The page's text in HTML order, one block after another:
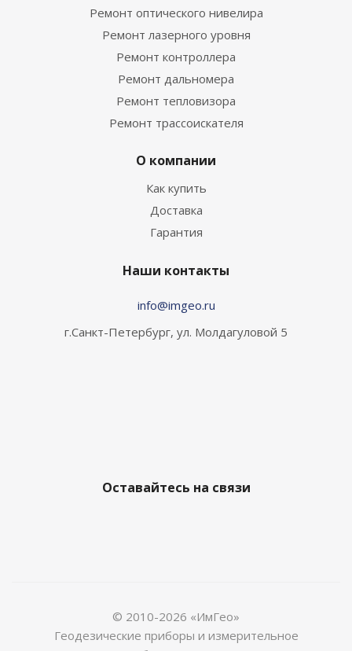
Ремонт оптического нивелира
Ремонт лазерного уровня
Ремонт контроллера
Ремонт дальномера
Ремонт тепловизора
Ремонт трассоискателя
О компании
Как купить
Доставка
Гарантия
Наши контакты
info@imgeo.ru
г.Санкт-Петербург, ул. Молдагуловой 5
Оставайтесь на связи
© 2010-2026 «ИмГео»
Геодезические приборы и измерительное